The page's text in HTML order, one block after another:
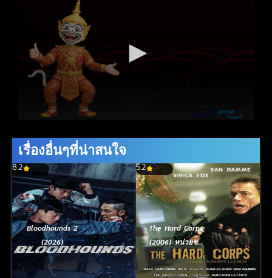
เรื่องอื่นๆที่น่าสนใจ
8.2
Bloodhounds 2
(2026)
5.2
The Hard Corps
(2006) หน่วยชน
นรกเฉพาะกิจ